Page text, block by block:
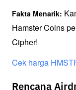
Fakta Menarik:
Hamster Coins
Cipher!
Cek harga
Rencana